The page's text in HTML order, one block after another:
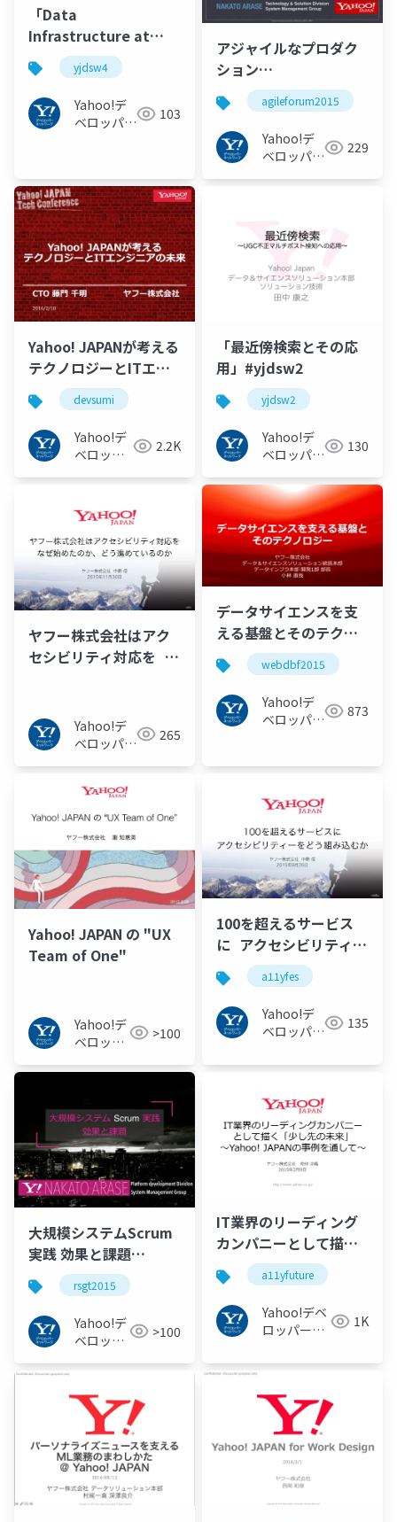
「Data
Infrastructure at
Scale 」#yjdsw4
yjdsw4
Yahoo!デ
ベロッパー
103
アジャイルなプロダク
ション
#agileforum2015
agileforum2015
Yahoo!デ
ベロッパー
229
Yahoo! JAPANが考える
テクノロジーとITエン
ジニアの未来
#devsumi
devsumi
Yahoo!デ
ベロッパ
2.2K
「最近傍検索とその応
用」#yjdsw2
yjdsw2
Yahoo!デ
ベロッパー
ク
130
ヤフー株式会社はアク
セシビリティ対応を な
Yahoo!デ
ベロッパー
265
データサイエンスを支
える基盤とそのテクノ
ロジー@WebDBフォー
ラム2015
#webdbf2015
webdbf2015
Yahoo!デ
ベロッパー
873
Yahoo! JAPAN の "UX
Team of One"
Yahoo!デ
ベロッパ
ワーク
>100
100を超えるサービス
に アクセシビリティー
をどう組み込むか #
#a11yfes
a11yfes
Yahoo!デ
ベロッパー
ク
135
大規模システムScrum
実践 効果と課題
#rsgt2015
rsgt2015
Yahoo!デ
ベロッパ
>100
IT業界のリーディング
カンパニーとして描く
「少し先の未来」〜
Yahoo! JAPANの事例を
通して〜#a11yfuture
a11yfuture
Yahoo!デベ
ロッパーネ
1K